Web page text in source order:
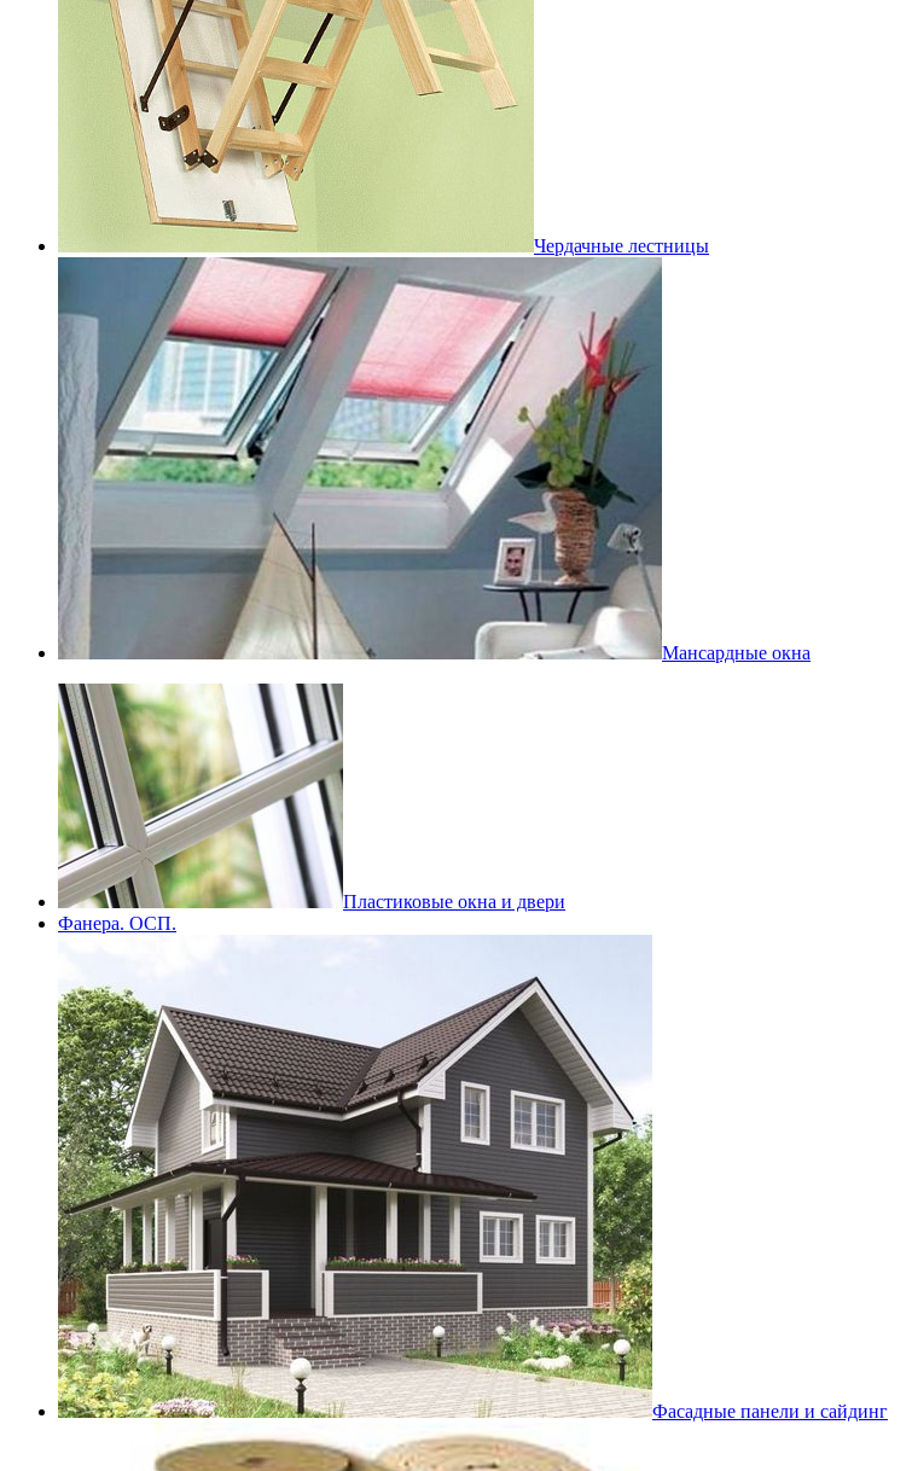
Чердачные лестницы
Мансардные окна
Пластиковые окна и двери
Фанера. ОСП.
Фасадные панели и сайдинг